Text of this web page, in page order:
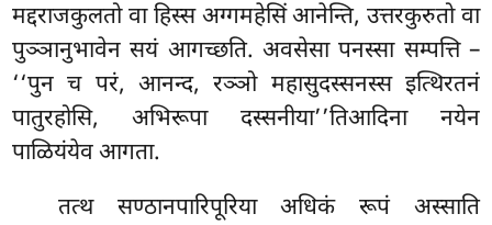
मद्दराजकुलतो वा हिस्स अग्गमहेसिं आनेन्ति, उत्तरकुरुतो वा
पुञ्ञानुभावेन सयं आगच्छति. अवसेसा पनस्सा सम्पत्ति –
‘‘पुन च परं, आनन्द, रञ्ञो महासुदस्सनस्स इत्थिरतनं
पातुरहोसि, अभिरूपा दस्सनीया’’तिआदिना नयेन
पाळियंयेव आगता.
तत्थ सण्ठानपारिपूरिया अधिकं रूपं अस्साति